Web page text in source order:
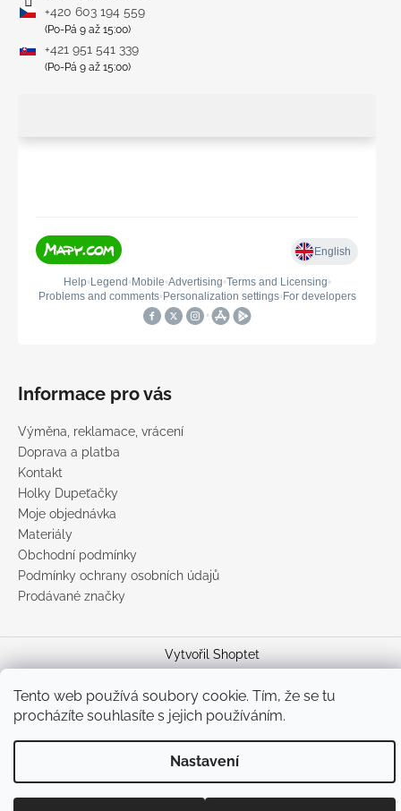
Tento web používá soubory cookie. Tím, že se tu
procházíte souhlasíte s jejich používáním.
Nastavení
+420 603 194 559
(Po-Pá 9 až 15:00)
+421 951 541 339
(Po-Pá 9 až 15:00)
Informace pro vás
Výměna, reklamace, vrácení
Doprava a platba
Kontakt
Holky Dupeťačky
Moje objednávka
Materiály
Obchodní podmínky
Podmínky ochrany osobních údajů
Prodávané značky
Vytvořil Shoptet
nastavení cookies